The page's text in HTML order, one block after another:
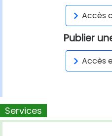
Accès
Publier
Accès
Services